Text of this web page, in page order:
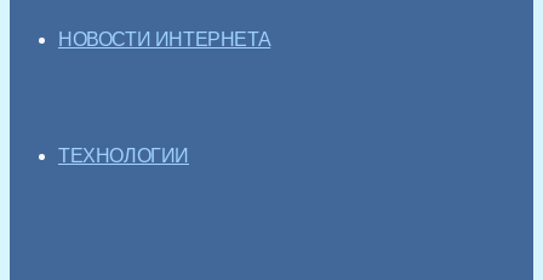
НОВОСТИ ИНТЕРНЕТА
ТЕХНОЛОГИИ